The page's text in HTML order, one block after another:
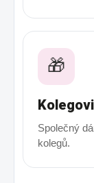
🎁
Kolegovi
Společný
kolegů.